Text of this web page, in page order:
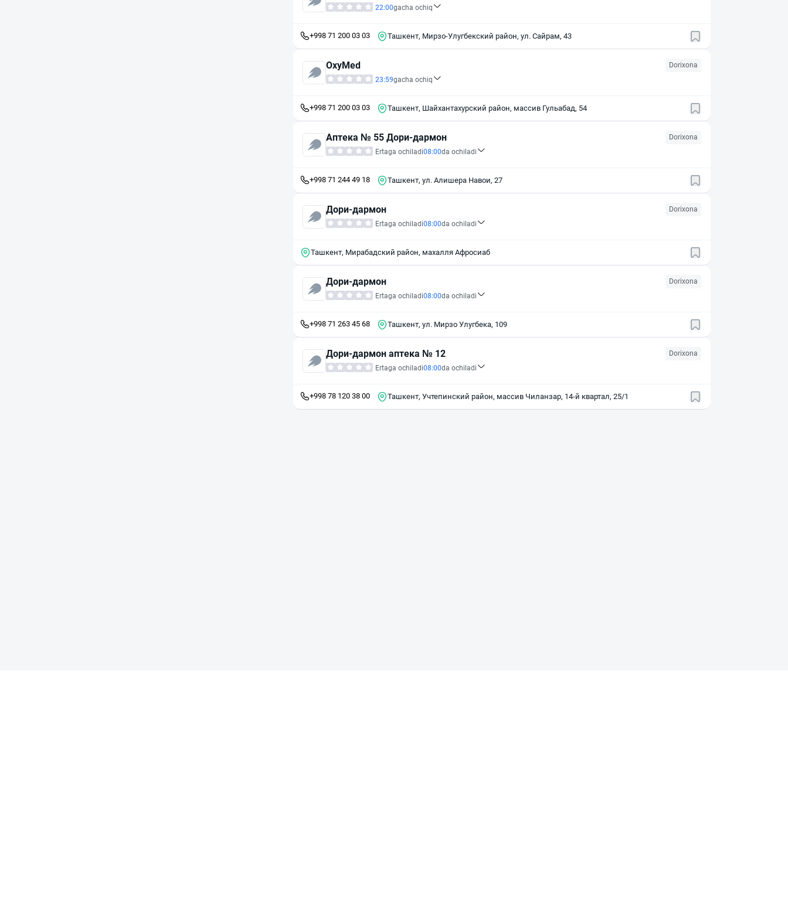
22:00gacha ochiq
+998 71 200 03 03 Ташкент, Мирзо-Улугбекский район, ул. Сайрам, 43
OxyMed
Dorixona
23:59gacha ochiq
+998 71 200 03 03 Ташкент, Шайхантахурский район, массив Гульабад, 54
Аптека № 55 Дори-дармон
Dorixona
Ertaga ochiladi08:00da ochiladi
+998 71 244 49 18 Ташкент, ул. Алишера Навои, 27
Дори-дармон
Dorixona
Ertaga ochiladi08:00da ochiladi
Ташкент, Мирабадский район, махалля Афросиаб
Дори-дармон
Dorixona
Ertaga ochiladi08:00da ochiladi
+998 71 263 45 68 Ташкент, ул. Мирзо Улугбека, 109
Дори-дармон аптека № 12
Dorixona
Ertaga ochiladi08:00da ochiladi
+998 78 120 38 00 Ташкент, Учтепинский район, массив Чиланзар, 14-й квартал, 25/1